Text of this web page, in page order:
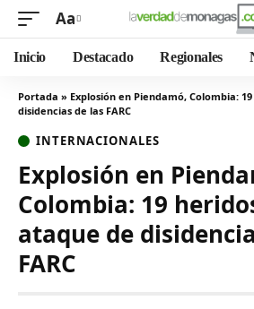
Aa
Inicio Destacado Regionales
Portada » Explosión en Piendamó, Colombia:
disidencias de las FARC
INTERNACIONALES
Explosión en
Colombia: 19
ataque de
FARC